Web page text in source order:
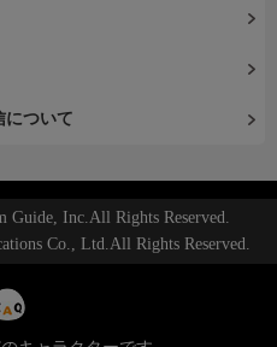
について
Guide, Inc.All Rights Reserved.
Co., Ltd.All Rights Reserved.